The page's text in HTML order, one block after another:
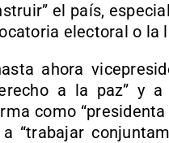
el país,
electoral o la
ahora
a la paz” y
como
“trabajar